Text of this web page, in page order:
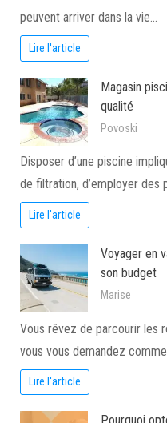
peuvent arriver dans la vie…
Lire l'article
Magasin
qualité
Povoski
Disposer d’une piscine
de filtration, d’employer des
Lire l'article
Voyager en
son budget
Marise
Vous rêvez de parcourir les
vous vous demandez
Lire l'article